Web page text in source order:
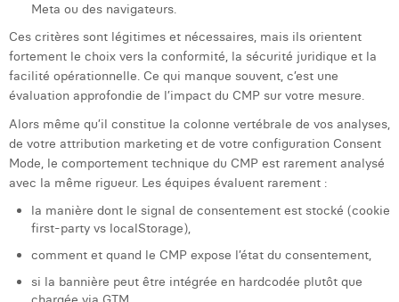
Meta ou des navigateurs.
Ces critères sont légitimes et nécessaires, mais ils orientent
fortement le choix vers la conformité, la sécurité juridique et la
facilité opérationnelle. Ce qui manque souvent, c’est une
évaluation approfondie de l’impact du CMP sur votre mesure.
Alors même qu’il constitue la colonne vertébrale de vos analyses,
de votre attribution marketing et de votre configuration Consent
Mode, le comportement technique du CMP est rarement analysé
avec la même rigueur. Les équipes évaluent rarement :
la manière dont le signal de consentement est stocké (cookie
first-party vs localStorage),
comment et quand le CMP expose l’état du consentement,
si la bannière peut être intégrée en hardcodée plutôt que